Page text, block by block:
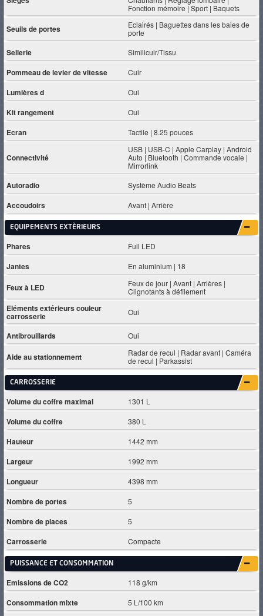
Fonction mémoire | Sport | Baquets
Seuils de portes
Eclairés | Baguettes dans les baies de
porte
Sellerie Similicuir/Tissu
Pommeau de levier de vitesse Cuir
Lumières d Oui
Kit rangement Oui
Ecran Tactile | 8.25 pouces
Connectivité
USB | USB-C | Apple Carplay | Android
Auto | Bluetooth | Commande vocale |
Mirrorlink
Autoradio Système Audio Beats
Accoudoirs Avant | Arrière
EQUIPEMENTS EXTÈRIEURS
Phares Full LED
Jantes En aluminium | 18
Feux à LED
Feux de jour | Avant | Arrières |
Clignotants à défilement
Eléments extérieurs couleur
carrosserie Oui
Antibrouillards Oui
Aide au stationnement
Radar de recul | Radar avant | Caméra
de recul | Parkassist
CARROSSERIE
Volume du coffre maximal 1301 L
Volume du coffre 380 L
Hauteur 1442 mm
Largeur 1992 mm
Longueur 4398 mm
Nombre de portes 5
Nombre de places 5
Carrosserie Compacte
PUISSANCE ET CONSOMMATION
Emissions de CO2 118 g/km
Consommation mixte 5 L/100 km